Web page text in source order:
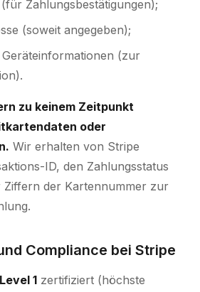
Zahlungsbestätigungen);
(soweit angegeben);
(zur
zu keinem Zeitpunkt
oder
Wir erhalten von Stripe
ID, den Zahlungsstatus
Ziffern der Kartennummer zur
Compliance bei Stripe
1 zertifiziert (höchste